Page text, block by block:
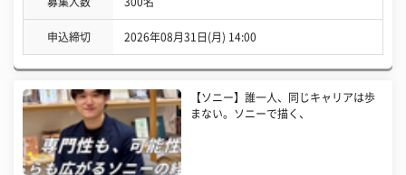
申込締切 2026年08月31日(月) 14:00
【ソニー】誰一人、同じキャリアは歩
まない。ソニーで描く、